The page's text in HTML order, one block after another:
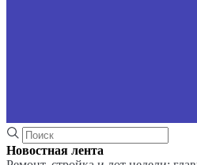
Новостная лента